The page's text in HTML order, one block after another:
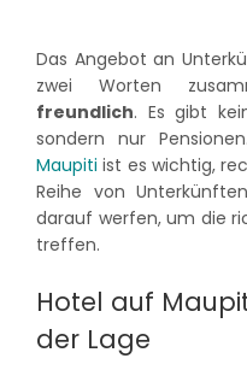
Das Angebot an
zwei Worten
freundlich. Es gibt
sondern nur
Maupiti ist es wichtig,
Reihe von
darauf werfen, um die
treffen.
Hotel auf
der Lage